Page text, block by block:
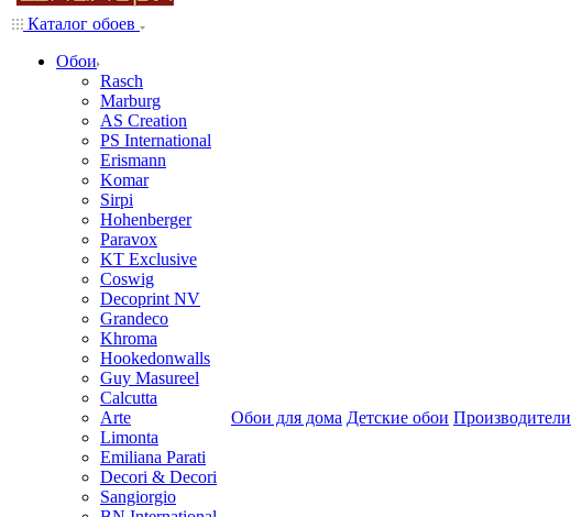
Каталог обоев
Обои
Rasch
Marburg
AS Creation
PS International
Erismann
Komar
Sirpi
Hohenberger
Paravox
KT Exclusive
Coswig
Decoprint NV
Grandeco
Khroma
Hookedonwalls
Guy Masureel
Calcutta
Arte
Limonta
Emiliana Parati
Decori & Decori
Sangiorgio
Обои для дома Детские обои Производители